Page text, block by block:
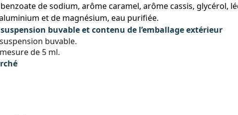
de sodium, arôme caramel, arôme cassis, glycérol,
et de magnésium, eau purifiée.
suspension buvable et contenu de l’emballage extérieur
buvable.
de 5 ml.